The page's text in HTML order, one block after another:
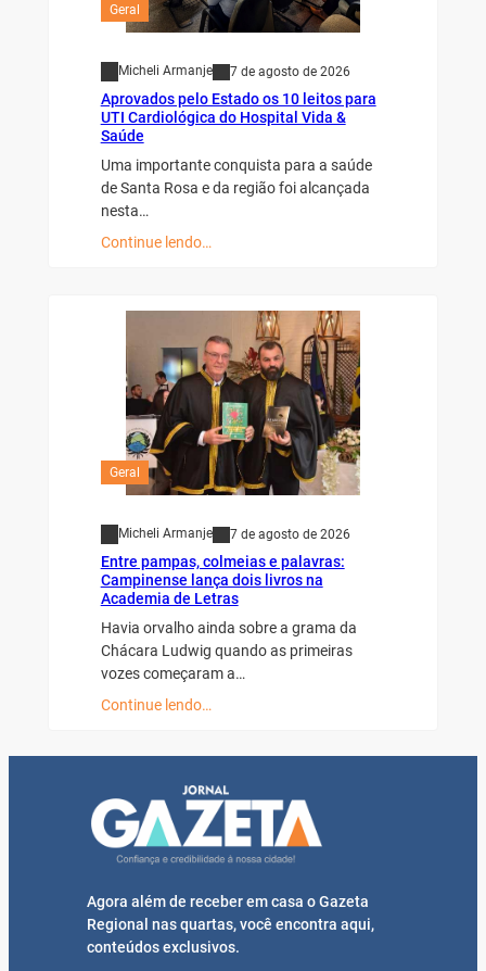
Geral
Micheli Armanje 7 de agosto de 2026
Aprovados pelo Estado os 10 leitos para
UTI Cardiológica do Hospital Vida &
Saúde
Uma importante conquista para a saúde
de Santa Rosa e da região foi alcançada
nesta…
Continue lendo…
Geral
Micheli Armanje 7 de agosto de 2026
Entre pampas, colmeias e palavras:
Campinense lança dois livros na
Academia de Letras
Havia orvalho ainda sobre a grama da
Chácara Ludwig quando as primeiras
vozes começaram a…
Continue lendo…
Agora além de receber em casa o Gazeta
Regional nas quartas, você encontra aqui,
conteúdos exclusivos.